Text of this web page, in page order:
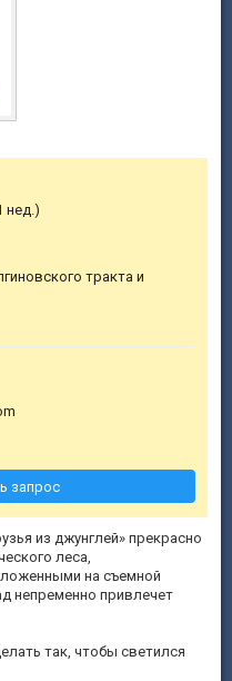
из джунглей» прекрасно
леса,
на съемной
непременно привлечет
так, чтобы светился
нед.)
тракта и
запрос